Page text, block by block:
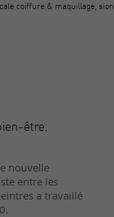
coiffure & maquillage, sion
être.
nouvelle
entre les
a travaillé